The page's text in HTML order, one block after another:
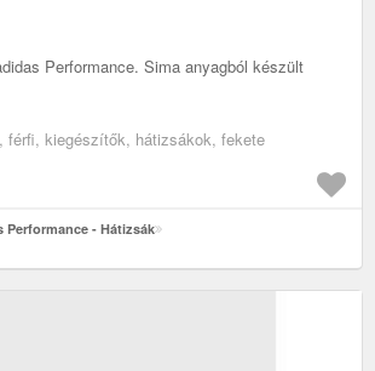
Performance. Sima anyagból készült
férfi, kiegészítők, hátizsákok, fekete
- Hátizsák